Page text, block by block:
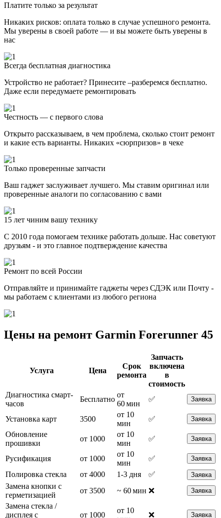
Платите только за результат
Никаких рисков: оплата только в случае успешного ремонта.
Мы уверены в своей работе — и вы можете быть уверены в
нас
Всегда бесплатная диагностика
Устройство не работает? Принесите –разберемся бесплатно.
Даже если передумаете ремонтировать
Честность — с первого слова
Открыто рассказываем, в чем проблема, сколько стоит ремонт
и какие есть варианты. Никаких «сюрпризов» в чеке
Только проверенные запчасти
Ваш гаджет заслуживает лучшего. Мы ставим оригинал или
проверенные аналоги по согласованию с вами
15 лет чиним вашу технику
С 2010 года помогаем технике работать дольше. Нас советуют
друзьям - и это главное подтверждение качества
Ремонт по всей России
Отправляйте и принимайте гаджеты через СДЭК или Почту -
мы работаем с клиентами из любого региона
Цены на ремонт Garmin Forerunner 45
Услуга Цена
Срок
ремонта
Запчасть
включена
в
стоимость
Диагностика смарт-
часов
Бесплатно
от
60 мин
✅ Заявка
Установка карт 3500
от 10
мин
✅ Заявка
Обновление
прошивки
от 1000
от 10
мин
✅ Заявка
Русификация от 1000
от 10
мин
✅ Заявка
Полировка стекла от 4000 1-3 дня ✅ Заявка
Замена кнопки с
герметизацией
от 3500 ~ 60 мин ❌ Заявка
Замена стекла /
дисплея с
от 1000
от 10
❌ Заявка